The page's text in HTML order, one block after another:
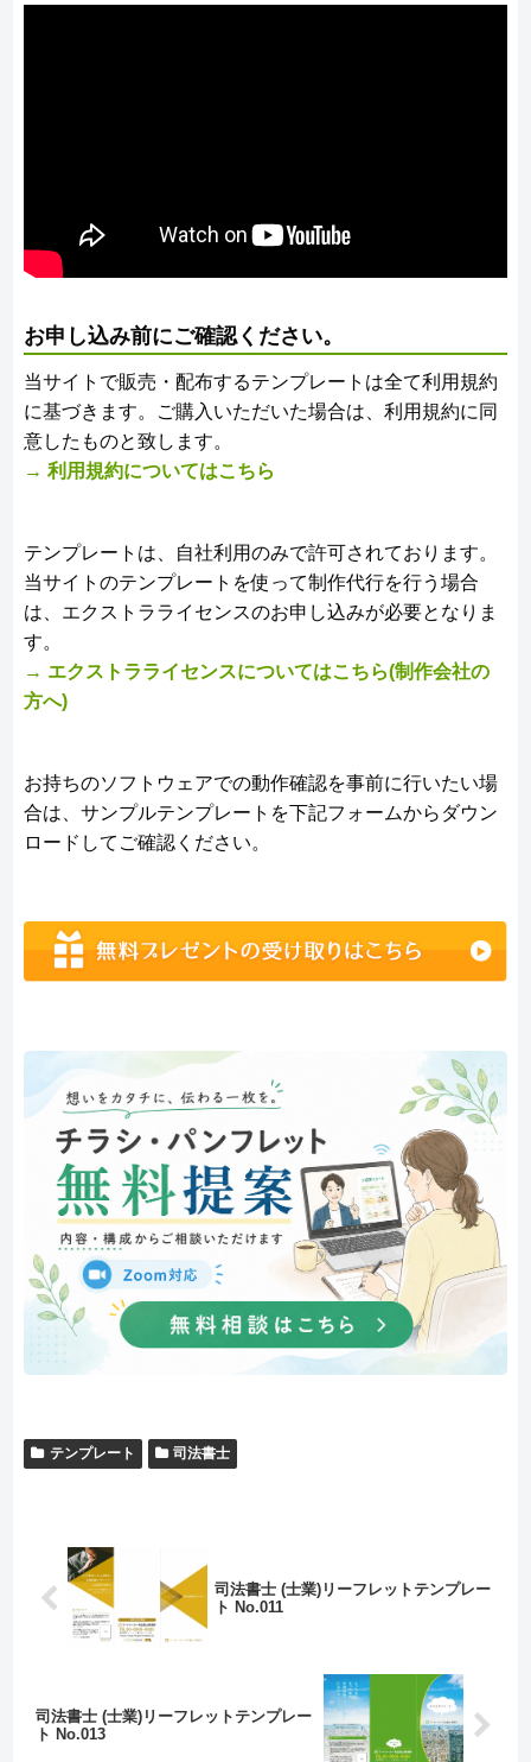
お申し込み前にご確認ください。
当サイトで販売・配布するテンプレートは全て利用規約
に基づきます。ご購入いただいた場合は、利用規約に同
意したものと致します。
→ 利用規約についてはこちら
テンプレートは、自社利用のみで許可されております。
当サイトのテンプレートを使って制作代行を行う場合
は、エクストラライセンスのお申し込みが必要となりま
す。
→ エクストラライセンスについてはこちら(制作会社の
方へ)
お持ちのソフトウェアでの動作確認を事前に行いたい場
合は、サンプルテンプレートを下記フォームからダウン
ロードしてご確認ください。
テンプレート 司法書士
司法書士 (士業)リーフレットテンプレー
ト No.011
司法書士 (士業)リーフレットテンプレー
ト No.013